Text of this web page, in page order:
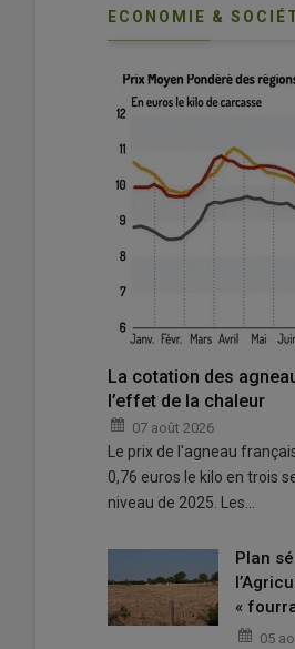
ECONOMIE &
La cotation des
l’effet de la chaleur
07 août 2026
Le prix de l'agneau
0,76 euros le kilo en trois
niveau de 2025. Les…
Plan
«
05